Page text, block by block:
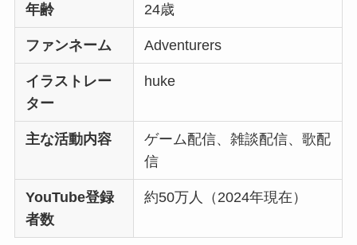
年齢 24歳
ファンネーム Adventurers
イラストレー
ター
huke
主な活動内容
ゲーム配信、雑談配信、歌配
信
YouTube登録
者数
約50万人（2024年現在）